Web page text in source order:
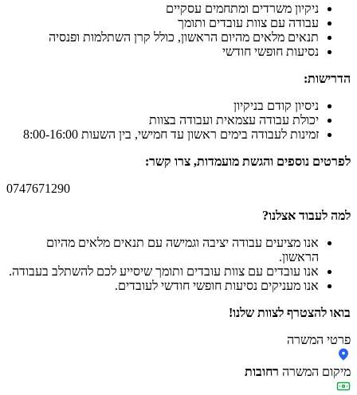
ניקיון משרדים ומתחמים עסקיים
עבודה עם צוות עובדים ותומך
תנאים מלאים מהיום הראשון, כולל קרן השתלמות ופנסיה
נסיעות חופשי חודשי
הדרישות:
ניסיון קודם בניקיון
יכולת עבודה עצמאית ועבודה בצוות
זמינות לעבודה בימים ראשון עד חמישי, בין השעות 8:00-16:00
לפרטים נוספים והגשת מועמדות, צרו קשר:
0747671290
למה לעבוד אצלנו?
אנו מציעים עבודה יציבה וגמישה עם תנאים מלאים מהיום
הראשון.
אנו עובדים עם צוות עובדים ותומך שיסייע לכם להשתלב בעבודה.
אנו מעניקים נסיעות חופשי חודשי לעובדים.
בואו להצטרף לצוות שלנו!
פרטי המשרה
מיקום המשרה רחובות